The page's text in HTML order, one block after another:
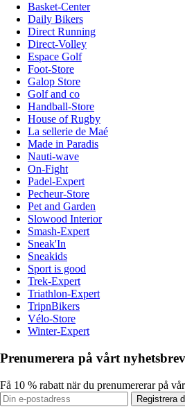
Basket-Center
Daily Bikers
Direct Running
Direct-Volley
Espace Golf
Foot-Store
Galop Store
Golf and co
Handball-Store
House of Rugby
La sellerie de Maé
Made in Paradis
Nauti-wave
On-Fight
Padel-Expert
Pecheur-Store
Pet and Garden
Slowood Interior
Smash-Expert
Sneak'In
Sneakids
Sport is good
Trek-Expert
Triathlon-Expert
TripnBikers
Vélo-Store
Winter-Expert
Prenumerera på vårt nyhetsbrev
Få 10 % rabatt när du prenumererar på
Registrera